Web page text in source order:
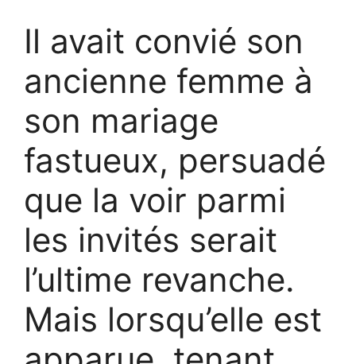
Il avait convié son
ancienne femme à
son mariage
fastueux, persuadé
que la voir parmi
les invités serait
l’ultime revanche.
Mais lorsqu’elle est